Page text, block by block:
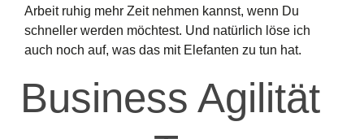
Arbeit ruhig mehr Zeit nehmen kannst, wenn Du
schneller werden möchtest. Und natürlich löse ich
auch noch auf, was das mit Elefanten zu tun hat.
Business Agilität